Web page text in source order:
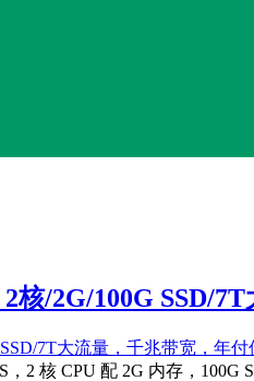
核/2G/100G SSD/
2 核 CPU 配 2G 内存，